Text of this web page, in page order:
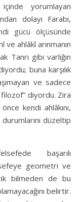
yorumlayan
dolayı Farabi,
gücü ölçüsünde
ahlâkî arınmanın
Tanrı gibi varlığın
buna karşılık
ve sadece
diyordu. Zira
kendi ahlâkını,
düzeltip
başarılı
geometri ve
bilmeden de bu
belirtir.